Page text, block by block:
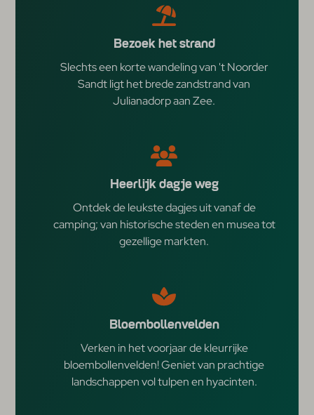
Bezoek het strand
Slechts een korte wandeling van 't Noorder
Sandt ligt het brede zandstrand van
Julianadorp aan Zee.
Heerlijk dagje weg
Ontdek de leukste dagjes uit vanaf de
camping; van historische steden en musea tot
gezellige markten.
Bloembollenvelden
Verken in het voorjaar de kleurrijke
bloembollenvelden! Geniet van prachtige
landschappen vol tulpen en hyacinten.